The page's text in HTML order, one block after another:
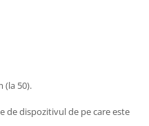
(la 50).
dispozitivul de pe care este